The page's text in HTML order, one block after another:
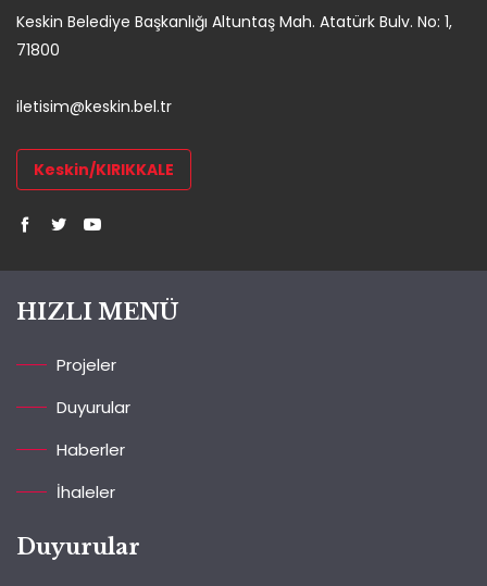
Keskin Belediye Başkanlığı Altuntaş Mah. Atatürk Bulv. No: 1,
71800
iletisim@keskin.bel.tr
Keskin/KIRIKKALE
HIZLI MENÜ
Projeler
Duyurular
Haberler
İhaleler
Duyurular